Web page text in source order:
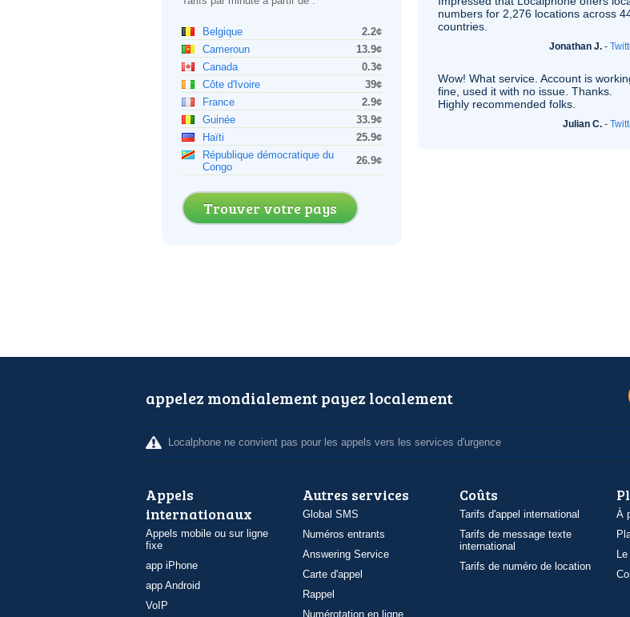
Belgique
2.2¢
Cameroun
13.9¢
Canada
0.3¢
Côte d'Ivoire
39¢
France
2.9¢
Guinée
33.9¢
Haïti
25.9¢
République démocratique du
Congo
26.9¢
Trouver votre pays
numbers for 2,276 locations across
countries.
Jonathan J. -
Wow! What service. Account is
fine, used it with no issue. Thanks.
Highly recommended folks.
Julian C. -
appelez mondialement payez localement
Localphone ne convient pas pour les appels vers les services d'urgence
Appels
internationaux
Appels mobile ou sur ligne
fixe
app iPhone
app Android
VoIP
Autres services
Global SMS
Numéros entrants
Answering Service
Carte d'appel
Rappel
Numérotation en ligne
Coûts
Tarifs d'appel international
Tarifs de message texte
international
Tarifs de numéro de location
À